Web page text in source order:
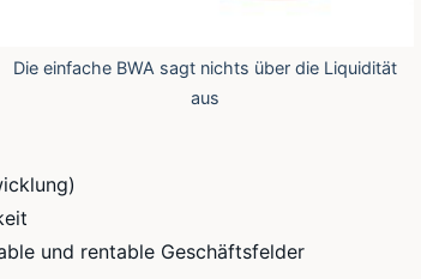
Die einfache BWA sagt nichts über die Liquidität
aus
und rentable Geschäftsfelder